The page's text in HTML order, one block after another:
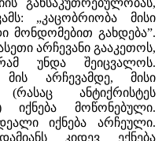
„კაცობრიობა მისი
მონდომებით გახდება”.
არჩევანი გააკეთოს,
უნდა შეიცვალოს.
მის არჩევამდე, მისი
ანტიქრისტეს
იქნება მოწონებული.
იქნება არჩეული.
კიდევ ექნება